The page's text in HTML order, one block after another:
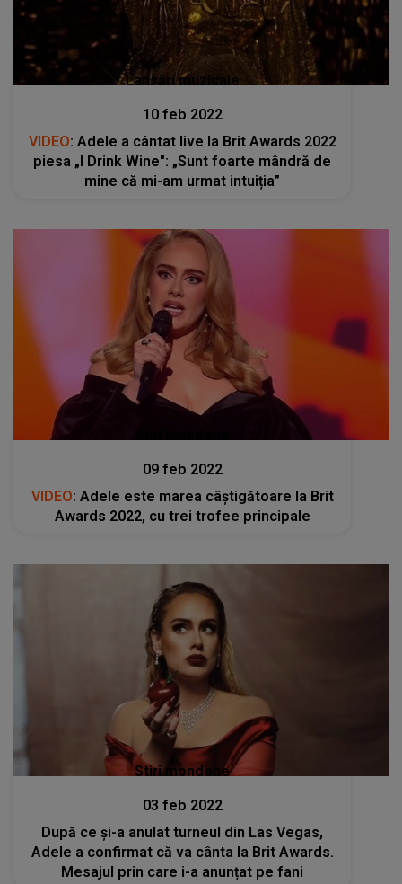
Lansări muzicale
10 feb 2022
VIDEO: Adele a cântat live la Brit Awards 2022
piesa „I Drink Wine": „Sunt foarte mândră de
mine că mi-am urmat intuiția”
09 feb 2022
VIDEO: Adele este marea câştigătoare la Brit
Awards 2022, cu trei trofee principale
Stiri mondene
03 feb 2022
După ce și-a anulat turneul din Las Vegas,
Adele a confirmat că va cânta la Brit Awards.
Mesajul prin care i-a anunțat pe fani